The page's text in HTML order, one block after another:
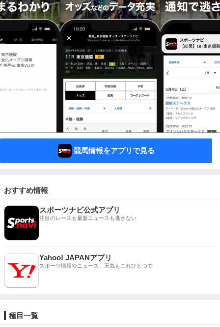
競馬情報をアプリで見る
おすすめ情報
スポーツナビ公式アプリ
注目のレースも最新ニュースも逃さない
Yahoo! JAPANアプリ
スポーツ情報やニュース、天気もこれひとつで
種目一覧